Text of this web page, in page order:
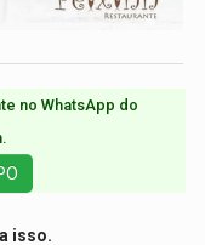
no WhatsApp do
isso.